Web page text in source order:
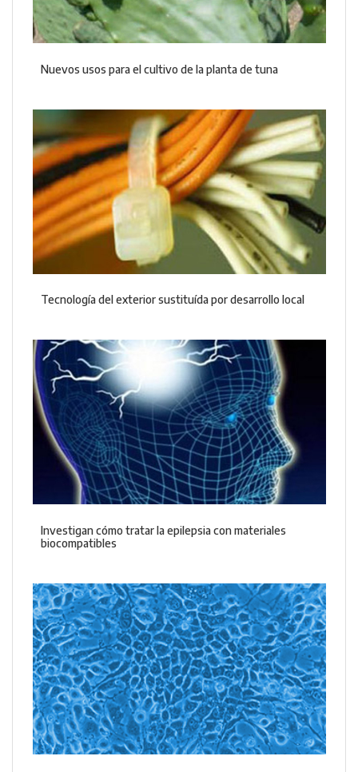
Nuevos usos para el cultivo de la planta de tuna
Tecnología del exterior sustituída por desarrollo local
Investigan cómo tratar la epilepsia con materiales
biocompatibles